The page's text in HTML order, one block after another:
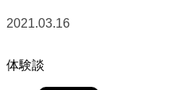
2021.03.16
体験談